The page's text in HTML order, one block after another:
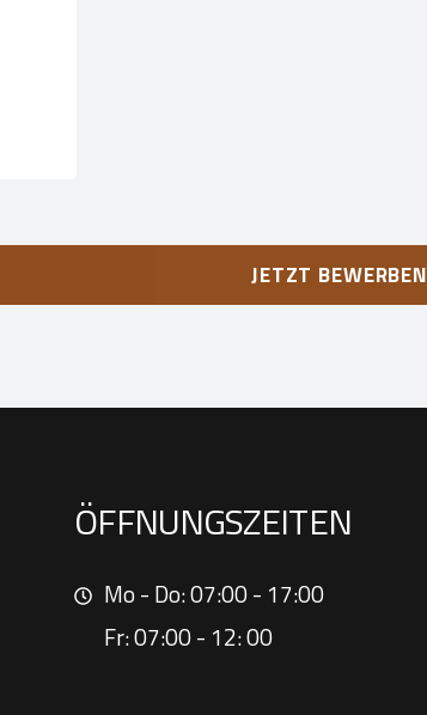
JETZT BEWERBEN
ÖFFNUNGSZEITEN
Mo - Do: 07:00 - 17:00
Fr: 07:00 - 12: 00